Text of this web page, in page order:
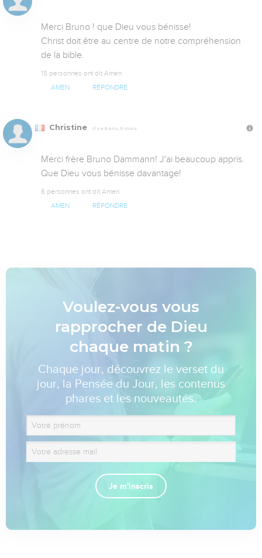
Merci Bruno ! que Dieu vous bénisse!
Christ doit être au centre de notre compréhension
de la bible.
15 personnes ont dit Amen
AMEN RÉPONDRE
Christine Il y a 6 ans, 5 mois
Merci frère Bruno Dammann! J'ai beaucoup appris.
Que Dieu vous bénisse davantage!
6 personnes ont dit Amen
AMEN RÉPONDRE
Voulez-vous vous
rapprocher de Dieu
chaque matin ?
Chaque jour, découvrez le verset du
jour, la Pensée du Jour, les contenus
phares et les nouveautés.
Je m'inscris